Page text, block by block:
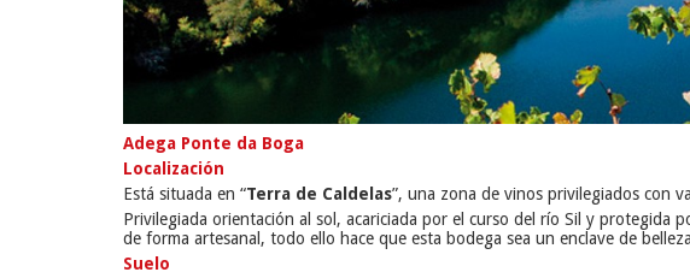
Adega Ponte da Boga
Localización
Está situada en “Terra de Caldelas”, una zona de vinos privilegiados con
Privilegiada orientación al sol, acariciada por el curso del río Sil y protegida
de forma artesanal, todo ello hace que esta bodega sea un enclave de
Suelo